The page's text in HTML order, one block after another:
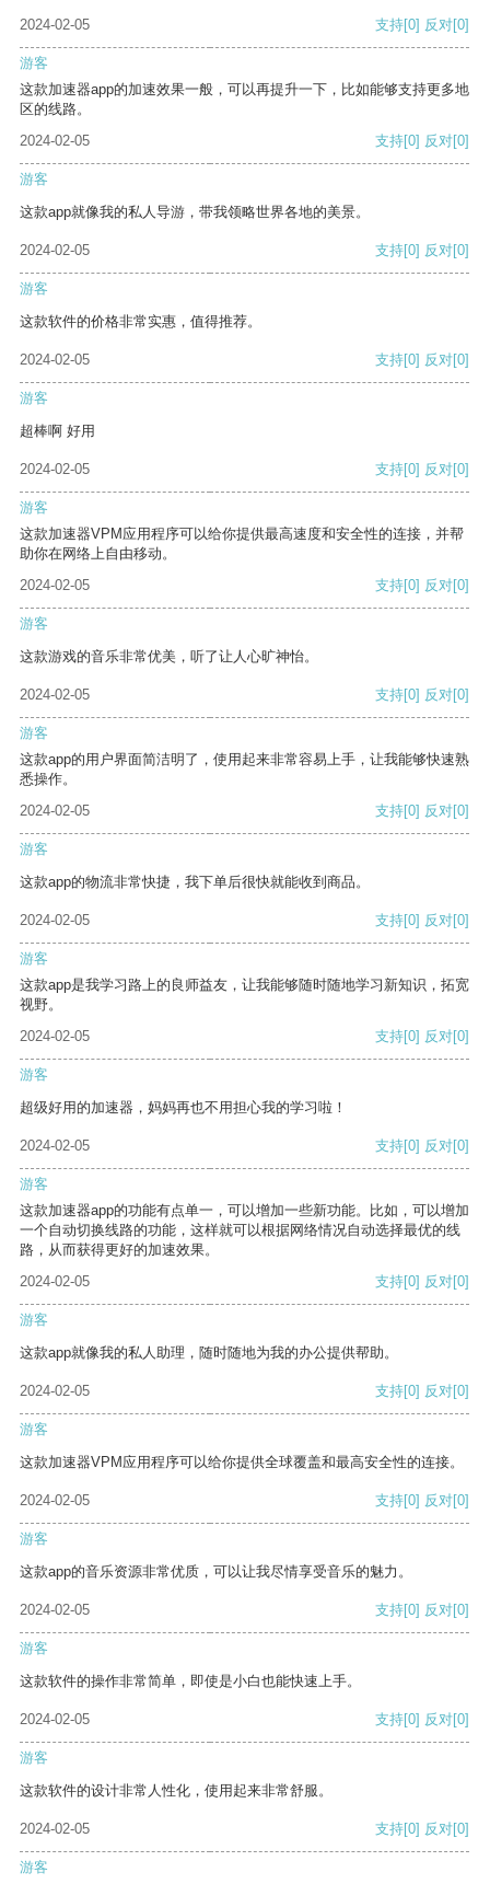
2024-02-05 支持[0] 反对[0]
游客
这款加速器app的加速效果一般，可以再提升一下，比如能够支持更多地
区的线路。
2024-02-05
支持[0] 反对[0]
游客
这款app就像我的私人导游，带我领略世界各地的美景。
2024-02-05 支持[0] 反对[0]
游客
这款软件的价格非常实惠，值得推荐。
2024-02-05 支持[0] 反对[0]
游客
超棒啊 好用
2024-02-05 支持[0] 反对[0]
游客
这款加速器VPM应用程序可以给你提供最高速度和安全性的连接，并帮
助你在网络上自由移动。
2024-02-05
支持[0] 反对[0]
游客
这款游戏的音乐非常优美，听了让人心旷神怡。
2024-02-05 支持[0] 反对[0]
游客
这款app的用户界面简洁明了，使用起来非常容易上手，让我能够快速熟
悉操作。
2024-02-05
支持[0] 反对[0]
游客
这款app的物流非常快捷，我下单后很快就能收到商品。
2024-02-05 支持[0] 反对[0]
游客
这款app是我学习路上的良师益友，让我能够随时随地学习新知识，拓宽
视野。
2024-02-05
支持[0] 反对[0]
游客
超级好用的加速器，妈妈再也不用担心我的学习啦！
2024-02-05 支持[0] 反对[0]
游客
这款加速器app的功能有点单一，可以增加一些新功能。比如，可以增加
一个自动切换线路的功能，这样就可以根据网络情况自动选择最优的线
路，从而获得更好的加速效果。
2024-02-05
支持[0] 反对[0]
游客
这款app就像我的私人助理，随时随地为我的办公提供帮助。
2024-02-05 支持[0] 反对[0]
游客
这款加速器VPM应用程序可以给你提供全球覆盖和最高安全性的连接。
2024-02-05 支持[0] 反对[0]
游客
这款app的音乐资源非常优质，可以让我尽情享受音乐的魅力。
2024-02-05 支持[0] 反对[0]
游客
这款软件的操作非常简单，即使是小白也能快速上手。
2024-02-05 支持[0] 反对[0]
游客
这款软件的设计非常人性化，使用起来非常舒服。
2024-02-05 支持[0] 反对[0]
游客